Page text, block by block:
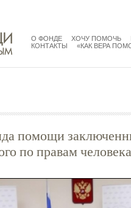
mainmenu
О ФОНДЕ ХОЧУ ПОМОЧЬ
КОНТАКТЫ
«КАК ВЕРА
помощи
по правам